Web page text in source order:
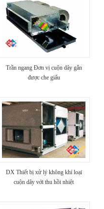
Trần ngang Đơn vị cuộn dây gắn
được che giấu
DX Thiết bị xử lý không khí loại
cuộn dây với thu hồi nhiệt